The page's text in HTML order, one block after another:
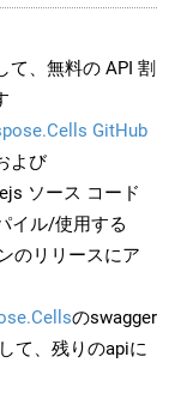
て、無料の API 割
GitHub
よび
ソース コード
イル/使用する
のリリースにア
のswagger
て、残りのapiに